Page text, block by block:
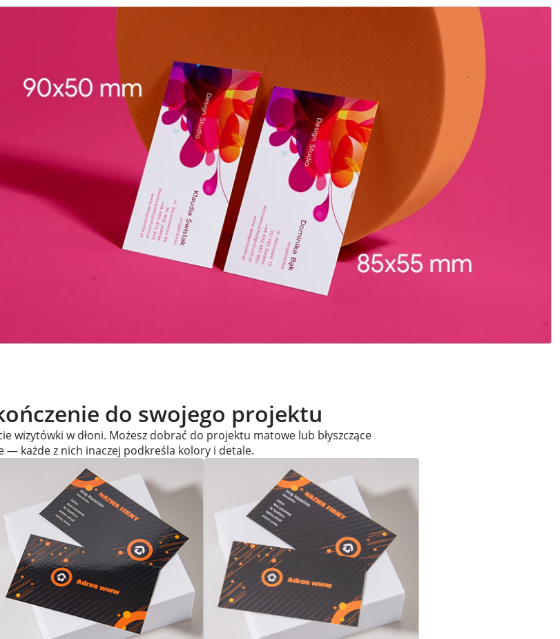
do swojego projektu
wizytówki w dłoni. Możesz dobrać do projektu matowe lub błyszczące
— każde z nich inaczej podkreśla kolory i detale.